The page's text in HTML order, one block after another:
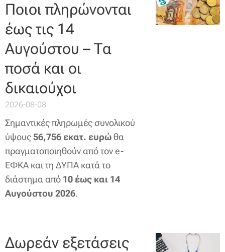
Ποιοι πληρώνονται
έως τις 14
Αυγούστου – Τα
ποσά και οι
δικαιούχοι
2026-08-08
Σημαντικές πληρωμές συνολικού
ύψους56,756 εκατ. ευρώθα
πραγματοποιηθούν από τον e-
ΕΦΚΑ και τη ΔΥΠΑ κατά το
διάστημα από 10 έως και 14
Αυγούστου 2026.
Δωρεάν εξετάσεις